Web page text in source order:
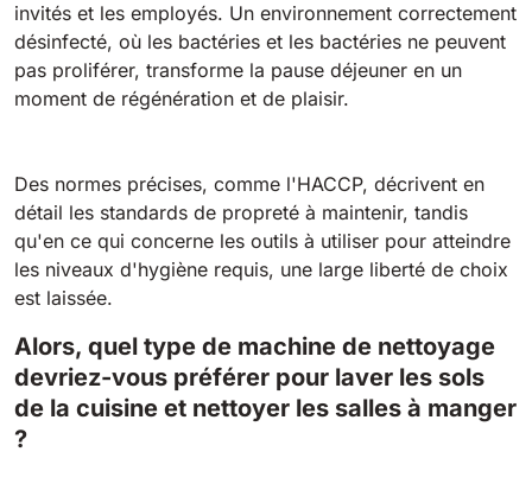
E55
550 mm 2200 m²/h
530 mm 2280 m²/h
E61
E71
710 mm 3195 m²/h
1055 mm 5800 m²/h
Rider Lift
1200 mm 7865 m²/h
Xtrema
1400 mm 12600 m²/h
invités et les employés. Un environnement correctement
désinfecté, où les bactéries et les bactéries ne peuvent
pas proliférer, transforme la pause déjeuner en un
moment de régénération et de plaisir.
Des normes précises, comme l'HACCP, décrivent en
détail les standards de propreté à maintenir, tandis
qu'en ce qui concerne les outils à utiliser pour atteindre
les niveaux d'hygiène requis, une large liberté de choix
est laissée.
Alors, quel type de machine de nettoyage
devriez-vous préférer pour laver les sols
de la cuisine et nettoyer les salles à manger
?